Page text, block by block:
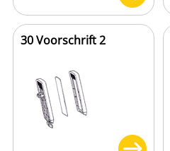
30 Voorschrift 2